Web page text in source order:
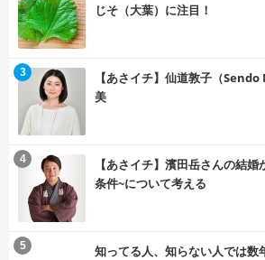
じそ（大葉）に注目！
【あさイチ】仙道敦子（
美
3
【あさイチ】濱田岳さんの結
条件~について考える
4
知ってる人、知らない人では数
5